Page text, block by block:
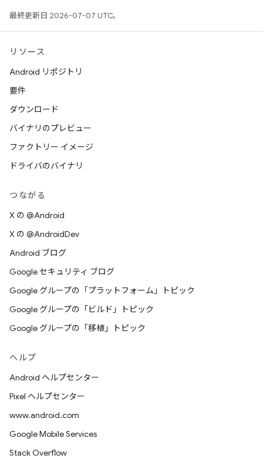
最終更新日 2026-07-07 UTC。
リソース
Android リポジトリ
要件
ダウンロード
バイナリのプレビュー
ファクトリー イメージ
ドライバのバイナリ
つながる
X の @Android
X の @AndroidDev
Android ブログ
Google セキュリティ ブログ
Google グループの「プラットフォーム」トピック
Google グループの「ビルド」トピック
Google グループの「移植」トピック
ヘルプ
Android ヘルプセンター
Pixel ヘルプセンター
www.android.com
Google Mobile Services
Stack Overflow